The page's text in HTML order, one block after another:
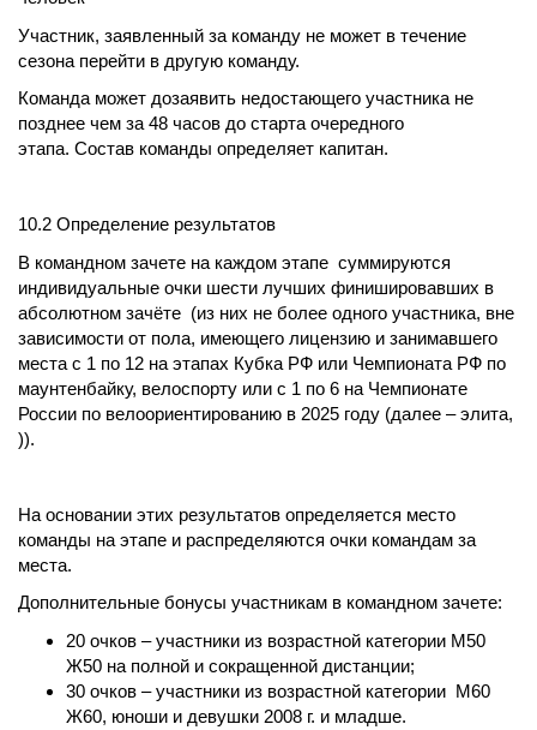
Участник, заявленный за команду не может в течение
сезона перейти в другую команду.
Команда может дозаявить недостающего участника не
позднее чем за 48 часов до старта очередного
этапа. Состав команды определяет капитан.
10.2 Определение результатов
В командном зачете на каждом этапе суммируются
индивидуальные очки шести лучших финишировавших в
абсолютном зачёте (из них не более одного участника, вне
зависимости от пола, имеющего лицензию и занимавшего
места с 1 по 12 на этапах Кубка РФ или Чемпионата РФ по
маунтенбайку, велоспорту или с 1 по 6 на Чемпионате
России по велоориентированию в 2025 году (далее – элита,
)).
На основании этих результатов определяется место
команды на этапе и распределяются очки командам за
места.
Дополнительные бонусы участникам в командном зачете:
20 очков – участники из возрастной категории М50
Ж50 на полной и сокращенной дистанции;
30 очков – участники из возрастной категории М60
Ж60, юноши и девушки 2008 г. и младше.